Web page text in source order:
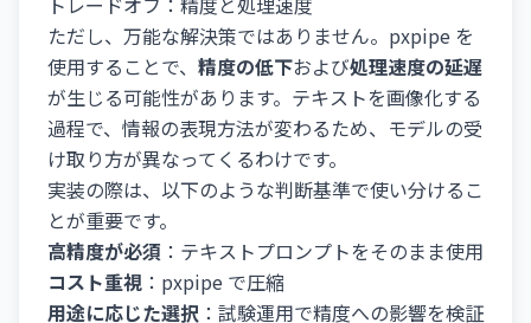
ただし、万能な解決策ではありません。pxpipe を
使用することで、 精度の低下および処理速度の延遅
が生じる可能性があります。テキストを画像化する
過程で、情報の表現方法が変わるため、モデルの受
け取り方が異なってくるわけです。
実装の際は、以下のような判断基準で使い分けるこ
とが重要です。
高精度が必須 ：テキストプロンプトをそのまま使用
コスト重視 ：pxpipe で圧縮
用途に応じた選択 ：試験運用で精度への影響を検証